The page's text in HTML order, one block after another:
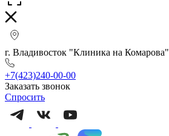
г. Владивосток "Клиника на Комарова"
+7(423)240-00-00
Заказать звонок
Спросить